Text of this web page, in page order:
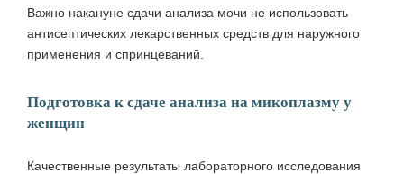
Важно накануне сдачи анализа мочи не использовать
антисептических лекарственных средств для наружного
применения и спринцеваний.
Подготовка к сдаче анализа на микоплазму у
женщин
Качественные результаты лабораторного исследования